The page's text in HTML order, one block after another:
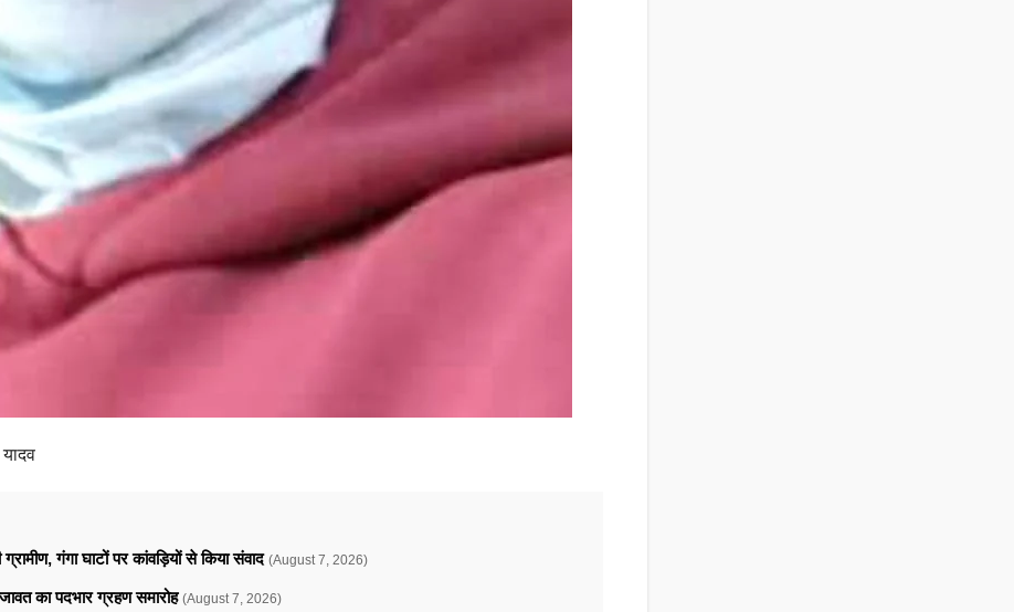
गंगा घाटों पर कांवड़ियों से किया संवाद (August 7, 2026)
का पदभार ग्रहण समारोह (August 7, 2026)